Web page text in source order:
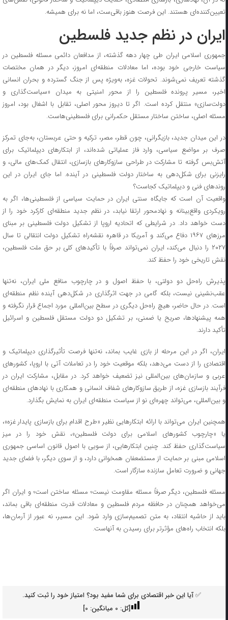
تعیین‌کننده‌‌ای هستند. این فرصت هنوز باقی‌ست، اما نه برای همیشه.
ایران در نظم جدید فلسطین
جمهوری اسلامی ایران طی چهار دهه گذشته، از مدافعان دائمی مسئله فلسطین در
سیاست خارجی خود بوده، اما معادلات منطقه‌ای امروز، دیگر در همان مختصات
گذشته تعریف نمی‌شوند. تحولات غزه، به‌ویژه پس از جنگ گسترده و بحران انسانی
اخیر، مسیر پرونده فلسطین را از محور امنیتی به میدان «سیاست‌گذاری و
دولت‌سازی» منتقل کرده است. اگر تا دیروز محور اصلی، تقابل با اشغال بود، امروز
مسئله اصلی، ساختن ساختار مستقل حکمرانی برای فلسطینی‌هاست.
در این میدان جدید، بازیگرانی، چون قطر، مصر، ترکیه و حتی عربستان، به‌جای تمرکز
صرف بر مواضع سیاسی، وارد فاز عملیاتی شده‌اند، از ابتکار‌های دیپلماتیک برای
آتش‌بس گرفته تا مشارکت در طراحی سازوکار‌های بازسازی، انتقال کمک‌های مالی، و
رایزنی برای شکل‌دهی به ساختار دولت فلسطینی در آینده. اما جای ایران در این
روند‌های فنی و دیپلماتیک کجاست؟
واقعیت آن است که جایگاه سنتی ایران در حمایت سیاسی از فلسطینی‌ها، اگر به
رویکردی واقع‌بینانه و نهادمحور ارتقا نیابد، در نظم جدید منطقه‌ای کارکرد خود را از
دست خواهد داد. در شرایطی که اتحادیه اروپا از تشکیل دولت فلسطینی بر مبنای
مرز‌های ۱۹۶۷ دفاع می‌کند و آمریکا در قاهره نقشه‌راه تشکیل دولت انتقالی تا سال
۲۰۲۷ را دنبال می‌کند، ایران نمی‌تواند صرفاً با تأکید‌های کلی بر حق ملت فلسطین،
نقش تاریخی خود را حفظ کند.
پذیرش راه‌حل دو دولتی، با حفظ اصول و در چارچوب منافع ملی ایران، نه‌تنها
عقب‌نشینی نیست، بلکه گامی در جهت اثرگذاری در شکل‌دهی آینده نظم منطقه‌ای
است. در حال حاضر، هیچ راه‌حل دیگری در سطح بین‌المللی مورد اجماع قرار نگرفته و
همه پیشنهادها، صریح یا ضمنی، بر تشکیل دو دولت مستقل فلسطین و اسرائیل
تأکید دارند.
ایران، اگر در این مرحله از بازی غایب بماند، نه‌تنها فرصت تأثیرگذاری دیپلماتیک و
اقتصادی را از دست می‌دهد، بلکه موقعیت خود را در تعاملات آتی با اروپا، کشور‌های
عربی و سازمان‌های بین‌المللی نیز تضعیف خواهد کرد. در مقابل، مشارکت ایران در
فرآیند بازسازی غزه، از طریق سازوکار‌های شفاف انسانی و همکاری با نهاد‌های منطقه‌ای
و بین‌المللی، می‌تواند چهره‌ای نو از سیاست منطقه‌ای ایران به نمایش بگذارد.
همچنین ایران می‌تواند با ارائه ابتکار‌هایی نظیر «طرح اقدام برای بازسازی پایدار غزه»،
یا «چارچوب کشور‌های اسلامی برای دولت فلسطین»، نقش خود را در میز
سیاست‌گذاری حفظ کند. چنین ابتکارهایی، از سویی با اصول قانون اساسی جمهوری
اسلامی مبنی بر حمایت از مستضعفان همخوانی دارد، و از سوی دیگر، با فضای جدید
جهانی و ضرورت تعامل سازنده سازگار است.
مسئله فلسطین، دیگر صرفاً مسئله مقاومت نیست؛ مسئله ساختن است؛ و ایران اگر
می‌خواهد همچنان در حافظه مردم فلسطین و معادلات قدرت منطقه‌ای باقی بماند،
باید از حاشیه انتقاد، به متن تصمیم‌سازی وارد شود. این مسیر، نه عبور از آرمان‌ها،
بلکه انتخاب راه‌های مؤثرتر برای رسیدن به آنهاست.
✅ آیا این خبر اقتصادی برای شما مفید بود؟ امتیاز خود را ثبت کنید.
[کل: 0میانگین: 0
]